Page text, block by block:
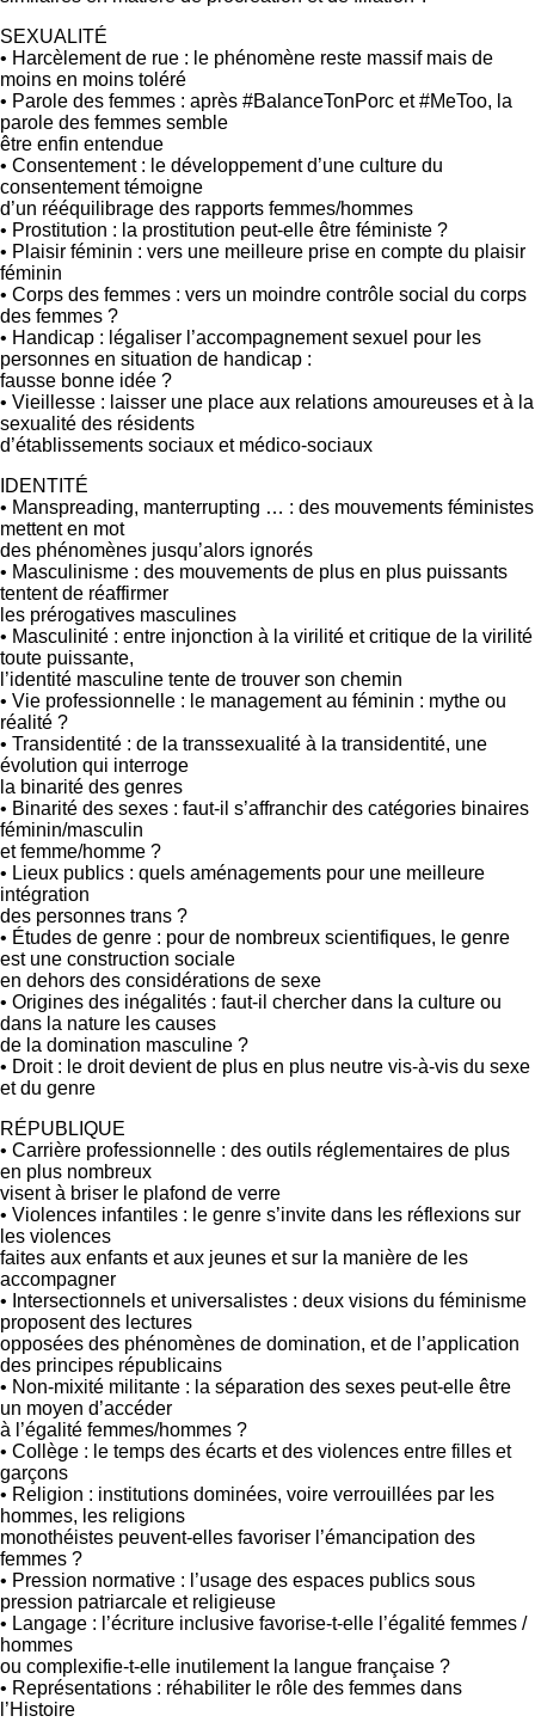
SEXUALITÉ
• Harcèlement de rue : le phénomène reste massif mais de
moins en moins toléré
• Parole des femmes : après #BalanceTonPorc et #MeToo, la
parole des femmes semble
être enfin entendue
• Consentement : le développement d’une culture du
consentement témoigne
d’un rééquilibrage des rapports femmes/hommes
• Prostitution : la prostitution peut-elle être féministe ?
• Plaisir féminin : vers une meilleure prise en compte du plaisir
féminin
• Corps des femmes : vers un moindre contrôle social du corps
des femmes ?
• Handicap : légaliser l’accompagnement sexuel pour les
personnes en situation de handicap :
fausse bonne idée ?
• Vieillesse : laisser une place aux relations amoureuses et à la
sexualité des résidents
d’établissements sociaux et médico-sociaux
IDENTITÉ
• Manspreading, manterrupting … : des mouvements féministes
mettent en mot
des phénomènes jusqu’alors ignorés
• Masculinisme : des mouvements de plus en plus puissants
tentent de réaffirmer
les prérogatives masculines
• Masculinité : entre injonction à la virilité et critique de la virilité
toute puissante,
l’identité masculine tente de trouver son chemin
• Vie professionnelle : le management au féminin : mythe ou
réalité ?
• Transidentité : de la transsexualité à la transidentité, une
évolution qui interroge
la binarité des genres
• Binarité des sexes : faut-il s’affranchir des catégories binaires
féminin/masculin
et femme/homme ?
• Lieux publics : quels aménagements pour une meilleure
intégration
des personnes trans ?
• Études de genre : pour de nombreux scientifiques, le genre
est une construction sociale
en dehors des considérations de sexe
• Origines des inégalités : faut-il chercher dans la culture ou
dans la nature les causes
de la domination masculine ?
• Droit : le droit devient de plus en plus neutre vis-à-vis du sexe
et du genre
RÉPUBLIQUE
• Carrière professionnelle : des outils réglementaires de plus
en plus nombreux
visent à briser le plafond de verre
• Violences infantiles : le genre s’invite dans les réflexions sur
les violences
faites aux enfants et aux jeunes et sur la manière de les
accompagner
• Intersectionnels et universalistes : deux visions du féminisme
proposent des lectures
opposées des phénomènes de domination, et de l’application
des principes républicains
• Non-mixité militante : la séparation des sexes peut-elle être
un moyen d’accéder
à l’égalité femmes/hommes ?
• Collège : le temps des écarts et des violences entre filles et
garçons
• Religion : institutions dominées, voire verrouillées par les
hommes, les religions
monothéistes peuvent-elles favoriser l’émancipation des
femmes ?
• Pression normative : l’usage des espaces publics sous
pression patriarcale et religieuse
• Langage : l’écriture inclusive favorise-t-elle l’égalité femmes /
hommes
ou complexifie-t-elle inutilement la langue française ?
• Représentations : réhabiliter le rôle des femmes dans
l’Histoire